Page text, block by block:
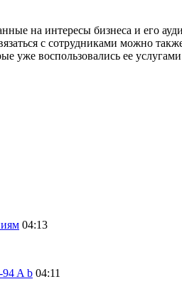
на интересы бизнеса и его
с сотрудниками можно
уже воспользовались ее
04:13
94 A b 04:11